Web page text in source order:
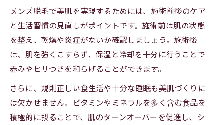
メンズ脱毛で美肌を実現するためには、施術前後のケア
と生活習慣の見直しがポイントです。施術前は肌の状態
を整え、乾燥や炎症がないか確認しましょう。施術後
は、肌を強くこすらず、保湿と冷却を十分に行うことで
赤みやヒリつきを和らげることができます。
さらに、規則正しい食生活や十分な睡眠も美肌づくりに
は欠かせません。ビタミンやミネラルを多く含む食品を
積極的に摂ることで、肌のターンオーバーを促進し、シ